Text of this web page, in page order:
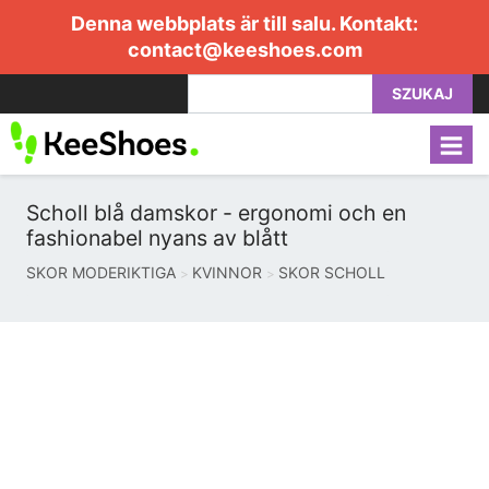
Denna webbplats är till salu. Kontakt:
contact@keeshoes.com
SZUKAJ
Scholl blå damskor - ergonomi och en
fashionabel nyans av blått
SKOR MODERIKTIGA KVINNOR SKOR SCHOLL